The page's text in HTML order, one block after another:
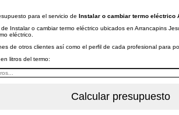
para el servicio de Instalar o cambiar termo eléctrico
Instalar o cambiar termo eléctrico ubicados en Arrancapins
eléctrico.
de otros clientes así como el perfil de cada profesional para
litros del termo: